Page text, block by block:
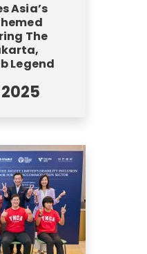
Asia’s
The
Legend